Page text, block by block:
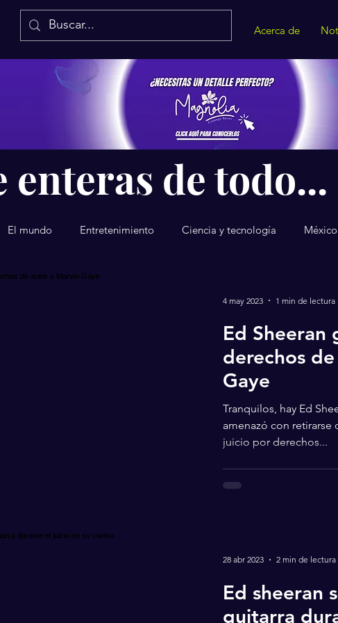
Acerca de
enteras de todo...
El mundo Entretenimiento Ciencia y tecnología México
Ed Sheeran
derechos
Gaye
Tranquilos, hay Ed
amenazó con retirarse
juicio por derechos...
4 may 2023 1 min de lectura
Ed sheeran
guitarra
28 abr 2023 2 min de lectura